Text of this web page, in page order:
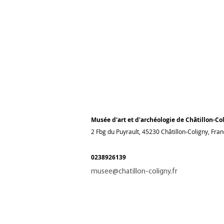
Musée d'art et d'archéologie de Châtillon-
2 Fbg du Puyrault, 45230 Châtillon-Coligny,
0238926139
musee@chatillon-coligny.fr